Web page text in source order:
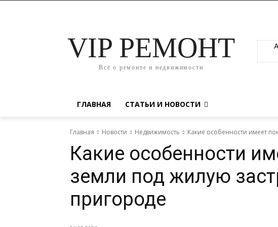
VIP РЕМОНТ
Всё о ремонте и недвижимости
ГЛАВНАЯ СТАТЬИ И НОВОСТИ
Главная Новости Недвижимость Какие особенности имеет
Какие особенности
земли под жилую
пригороде